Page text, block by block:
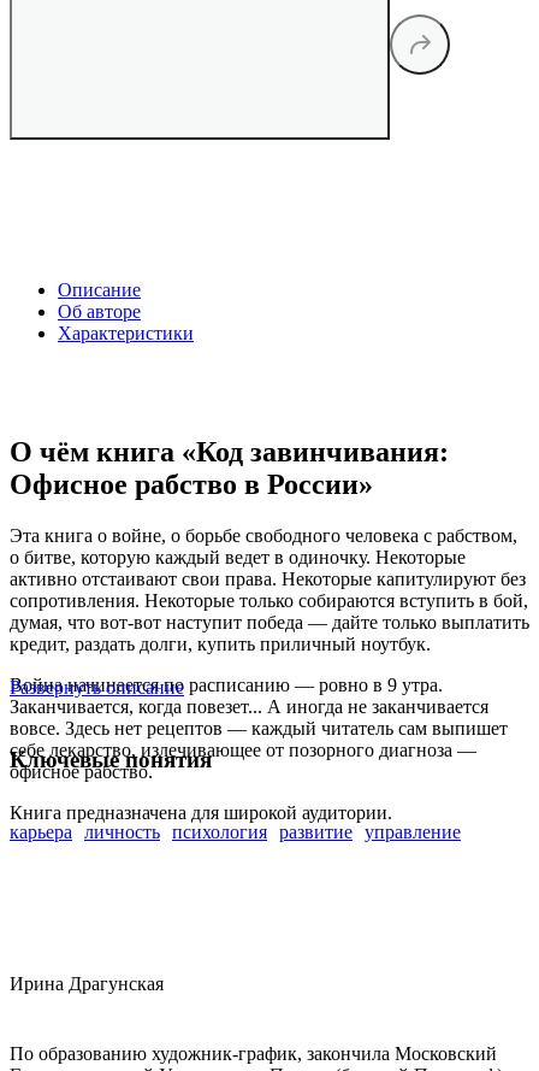
Описание
Об авторе
Характеристики
О чём книга «Код завинчивания:
Офисное рабство в России»
Эта книга о войне, о борьбе свободного человека с рабством,
о битве, которую каждый ведет в одиночку. Некоторые
активно отстаивают свои права. Некоторые капитулируют без
сопротивления. Некоторые только собираются вступить в бой,
думая, что вот-вот наступит победа — дайте только выплатить
кредит, раздать долги, купить приличный ноутбук.
Война начинается по расписанию — ровно в 9 утра.
Заканчивается, когда повезет... А иногда не заканчивается
вовсе. Здесь нет рецептов — каждый читатель сам выпишет
себе лекарство, излечивающее от позорного диагноза —
офисное рабство.
Книга предназначена для широкой аудитории.
Развернуть описание
Ключевые понятия
карьера личность психология развитие управление
Ирина Драгунская
По образованию художник-график, закончила Московский